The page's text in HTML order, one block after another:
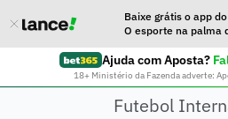
Baixe grátis o app
O esporte na palma
Ajuda com Aposta?
18+ Ministério da Fazenda adverte:
Futebol